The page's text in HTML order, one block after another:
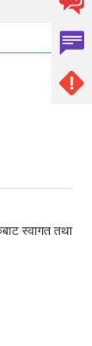
स्वागत तथा